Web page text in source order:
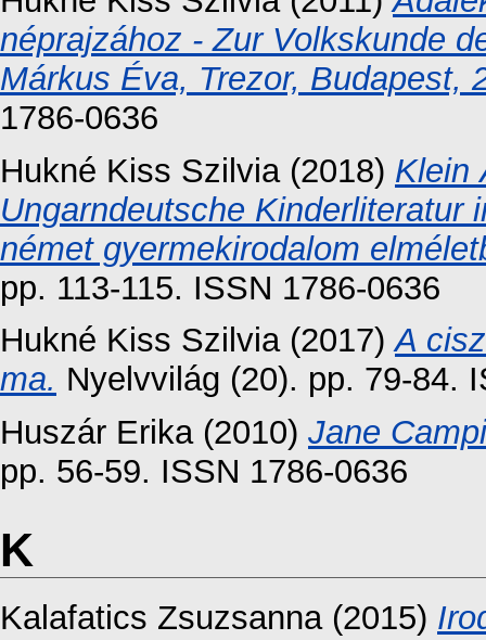
néprajzához - Zur Volkskunde
Márkus Éva, Trezor, Budapest,
1786-0636
Hukné Kiss Szilvia(2018) Klein
Ungarndeutsche Kinderliteratur
német gyermekirodalom
pp. 113-115. ISSN 1786-0636
Hukné Kiss Szilvia(2017)A
ma. Nyelvvilág (20). pp. 79-84.
Huszár Erika(2010) Jane
pp. 56-59. ISSN 1786-0636
K
Kalafatics Zsuzsanna(2015)